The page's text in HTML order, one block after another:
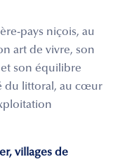
pays niçois, au
art de vivre, son
son équilibre
du littoral, au cœur
villages de